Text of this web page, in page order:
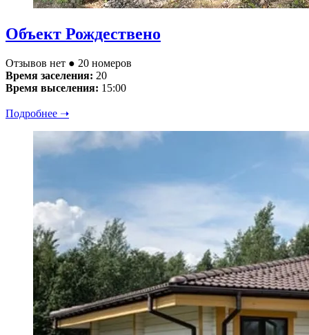
Объект Рождествено
Отзывов нет ● 20 номеров
Время заселения: 20
Время выселения: 15:00
Подробнее ➝